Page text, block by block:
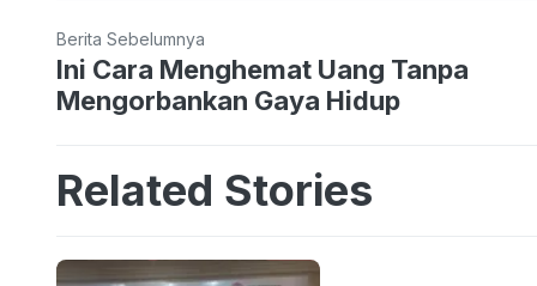
Berita Sebelumnya
Ini Cara Menghemat Uang Tanpa
Mengorbankan Gaya Hidup
Related Stories